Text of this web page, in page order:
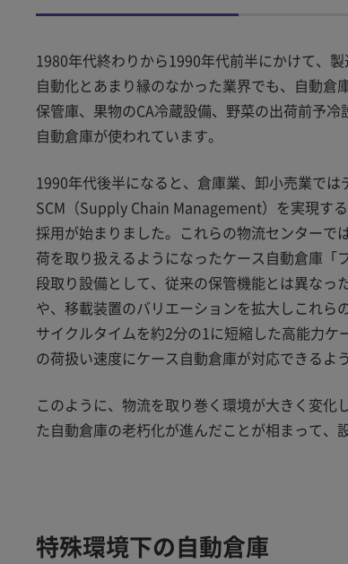
1980年代終わりから1990年代前半にかけて、
自動化とあまり縁のなかった業界でも、自動
保管庫、果物のCA冷蔵設備、野菜の出荷前予
自動倉庫が使われています。
1990年代後半になると、倉庫業、卸小売業で
SCM（Supply Chain Management）を実現す
採用が始まりました。これらの物流センターで
荷を取り扱えるようになったケース自動倉庫「
段取り設備として、従来の保管機能とは異な
や、移載装置のバリエーションを拡大しこれ
サイクルタイムを約2分の1に短縮した高能力
の荷扱い速度にケース自動倉庫が対応できるよ
このように、物流を取り巻く環境が大きく変
た自動倉庫の老朽化が進んだことが相まって、
特殊環境下の自動倉庫